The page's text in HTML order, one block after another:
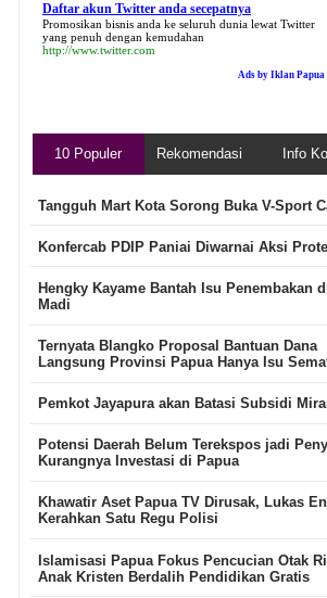
Daftar akun Twitter anda secepatnya
Promosikan bisnis anda ke seluruh dunia lewat Twitter
yang penuh dengan kemudahan
http://www.twitter.com
Ads by Iklan Papua
10 Populer Rekomendasi Info
Tangguh Mart Kota Sorong Buka V-Sport
Konfercab PDIP Paniai Diwarnai Aksi
Hengky Kayame Bantah Isu Penembakan
Madi
Ternyata Blangko Proposal Bantuan Dana
Langsung Provinsi Papua Hanya Isu
Pemkot Jayapura akan Batasi Subsidi
Potensi Daerah Belum Terekspos jadi
Kurangnya Investasi di Papua
Khawatir Aset Papua TV Dirusak, Lukas
Kerahkan Satu Regu Polisi
Islamisasi Papua Fokus Pencucian Otak
Anak Kristen Berdalih Pendidikan Gratis